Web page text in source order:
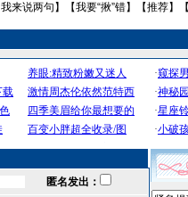
我来说两句 】【我要“揪”错】【推荐】
匿名发出：